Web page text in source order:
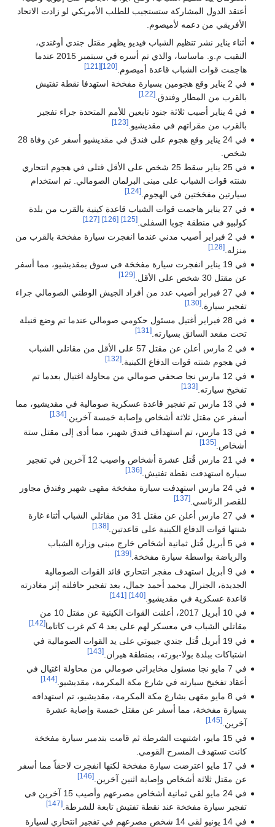
أعتقد الدول المشاركة ستستجيب للطلب الأمريكي لو زادت الاتحاد
الأفريقي من دعمه لأميصوم.
أثناء يناير نشر تنظيم الشباب فيديو يظهر مقتل جندي أوغندي،
النقيب م.و. ماساسا، والذي تم أسره في سبتمبر 2015 عندما
هاجمت قوات الشباب قاعدة أميصوم.[120]
[121]
في 2 يناير وقع هجومين بسيارة مفخخة استهدفا نقطة تفتيش
بالقرب من المطار وفندق.[122]
في 4 يناير أصيب ثلاثة جنود تابعين للأمم المتحدة جراء تفجير
بالقرب من مقراتهم في مقديشيو.[123]
في 24 يناير وقع هجوم على فندق في مقديشيو أسفر عن وفاة 28
شخص.
في 25 يناير سقط 25 شخص على الأقل قتلى في هجوم انتحاري
شنته قوات الشباب على مبنى البرلمان الصومالي. تم استخدام
سيارتين مفخختين في الهجوم.[124]
في 27 يناير هاجمت قوات الشباب قاعدة كينية بالقرب من بلدة
كولبيو في منطقة جوبا السفلى.[125]
[126]
[127]
في 2 فبراير أصيب مدني عندما انفجرت سيارة مفخخة بالقرب من
منزله.[128]
في 19 يناير انفجرت سيارة مفخخة في سوق بمقديشيو، مما أسفر
عن مقتل 30 شخص على الأقل.
[129]
في 27 فبراير أصيب عدد من أفراد الجيش الوطني الصومالي جراء
تفجير سيارة.[130]
في 28 فبراير أغتيل مسئول حكومي صومالي عندما تم وضع قنبلة
تحت مقعد السائق بسيارته.[131]
في 2 مارس أعلن عن مقتل 57 على الأقل من مقاتلي الشباب
في هجوم شنته قوات الدفاع الكينية.[132]
في 12 مارس نجا صحفي صومالي من محاولة اغتيال بعدما تم
تفخيخ سيارته.[133]
في 13 مارس تم تفجير قاعدة عسكرية صومالية في مقديشيو، مما
أسفر عن مقتل ثلاثة أشخاص وإصابة خمسة آخرين.[134]
في 13 مارس، تم استهداف فندق شهير، مما أدى إلى مقتل ستة
أشخاص.[135]
في 21 مارس قُتل عشرة أشخاص واصيب 12 آخرين في تفجير
سيارة استهدفت نقطة تفتيش.[136]
في 24 مارس استهدفت سيارة مفخخة مقهى شهير وفندق مجاور
للقصر الرئاسي.[137]
في 27 مارس أعلن عن مقتل 31 من مقاتلي الشباب أثناء غارة
شنتها قوات الدفاع الكينية على قاعدتين.[138]
في 5 أبريل قُتل ثمانية أشخاص خارج مبنى وزارة الشباب
والرياضة بواسطة سيارة مفخخة.[139]
في 9 أبريل استهدف مفجر انتحاري قائد القوات الصومالية
الجديدة، الجنرال محمد أحمد جمال، بعد تفجير حافلته إثر مغادرته
قاعدة عسكرية في مقديشيو.[140]
[141]
في 10 أبريل 2017، أعلنت القوات الكينية عن مقتل 10 من
مقاتلي الشباب في معسكر لهم على بعد 4 كم غرب كاتاما
[142]
في 19 أبريل قُتل جندي جيبوتي على يد القوات الصومالية في
اشتباكات ببلدة بولا-بورته، بمنطقة هيران.[143]
في 7 مايو نجا مسئول مخابراتي صومالي من محاولة اغتيال في
أعقاد تفخيخ سيارته في شارع مكة المكرمة، مقديشيو.[144]
في 8 مايو مقهى بشارع مكة المكرمة، مقديشيو، تم استهدافه
بسيارة مفخخة، مما أسفر عن مقتل خمسة وإصابة عشرة
آخرين.[145]
في 15 مايو، اشتبهت الشرطة ثم قامت بتدمير سيارة مفخخة
كانت تستهدف المسرح القومي.
في 17 مايو اعترضت سيارة مفخخة لكنها انفجرت لاحقاً مما أسفر
عن مقتل ثلاثة أشخاص وإصابة اثنين آخرين.[146]
في 24 مايو لقى ثمانية أشخاص مصرعهم وأصيب 15 آخرين في
تفجير سيارة مفخخة عند نقطة تفتيش تابعة للشرطة.[147]
في 14 يونيو لقى 14 شخص مصرعهم في تفجير انتحاري لسيارة